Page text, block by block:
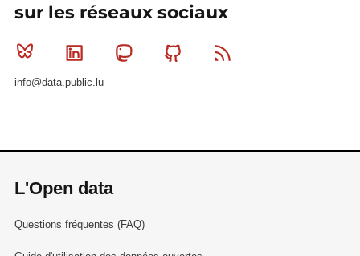
sur les réseaux sociaux
Bluesky Linkedin MastodonGithub
info@data.public.lu
L'Open data
Questions fréquentes (FAQ)